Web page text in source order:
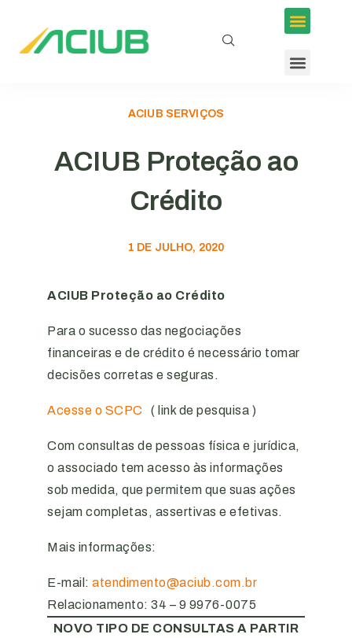
ACIUB SERVIÇOS
ACIUB Proteção ao
Crédito
1 DE JULHO, 2020
ACIUB Proteção ao Crédito
Para o sucesso das negociações
financeiras e de crédito é necessário tomar
decisões corretas e seguras.
Acesse o SCPC ( link de pesquisa )
Com consultas de pessoas física e jurídica,
o associado tem acesso às informações
sob medida, que permitem que suas ações
sejam completas, assertivas e efetivas.
Mais informações:
E-mail: atendimento@aciub.com.br
Relacionamento: 34 – 9 9976-0075
NOVO TIPO DE CONSULTAS A PARTIR